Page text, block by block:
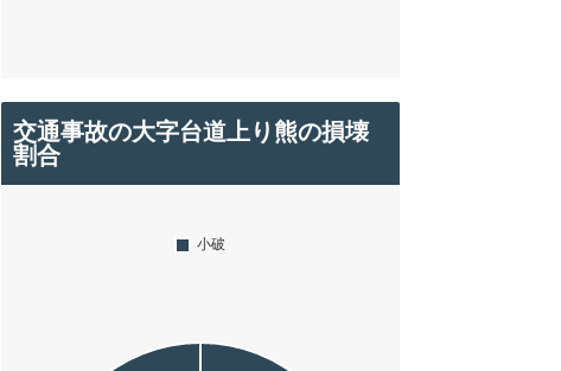
交通事故の大字台道上り熊の損壊
割合